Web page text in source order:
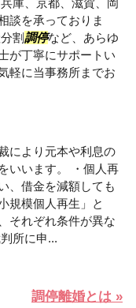
庫、京都、滋賀、岡
談を承っておりま
割調停など、あらゆ
が丁寧にサポートい
軽に当事務所までお
より元本や利息の
いいます。 ・個人再
、借金を減額しても
規模個人再生」と
それぞれ条件が異な
所に申...
調停離婚とは »